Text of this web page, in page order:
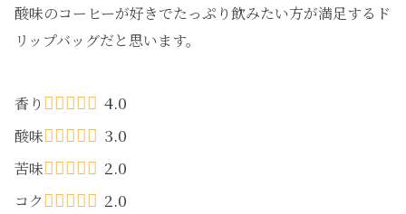
酸味のコーヒーが好きでたっぷり飲みたい方が満足するド
リップバッグだと思います。
香り 4.0
酸味 3.0
苦味 2.0
コク 2.0